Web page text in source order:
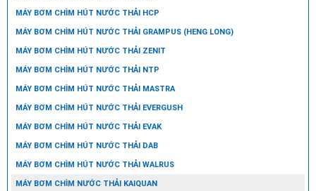
MÁY BƠM CHÌM HÚT NƯỚC THẢI HCP
MÁY BƠM CHÌM HÚT NƯỚC THẢI GRAMPUS (HENG LONG)
MÁY BƠM CHÌM HÚT NƯỚC THẢI ZENIT
MÁY BƠM CHÌM HÚT NƯỚC THẢI NTP
MÁY BƠM CHÌM HÚT NƯỚC THẢI MASTRA
MÁY BƠM CHÌM HÚT NƯỚC THẢI EVERGUSH
MÁY BƠM CHÌM HÚT NƯỚC THẢI EVAK
MÁY BƠM CHÌM HÚT NƯỚC THẢI DAB
MÁY BƠM CHÌM HÚT NƯỚC THẢI WALRUS
MÁY BƠM CHÌM NƯỚC THẢI KAIQUAN